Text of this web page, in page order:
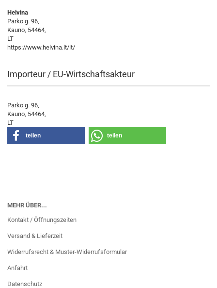
Helvina
Parko g. 96,
Kauno, 54464,
LT
https://www.helvina.lt/lt/
Importeur / EU-Wirtschaftsakteur
Parko g. 96,
Kauno, 54464,
LT
teilen teilen
MEHR ÜBER...
Kontakt / Öffnungszeiten
Versand & Lieferzeit
Widerrufsrecht & Muster-Widerrufsformular
Anfahrt
Datenschutz